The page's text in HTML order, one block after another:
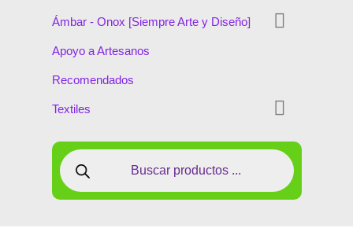
Ámbar - Onox [Siempre Arte y Diseño]
Apoyo a Artesanos
Recomendados
Textiles